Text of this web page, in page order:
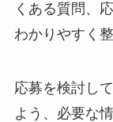
くある質問、
わかりやすく
応募を検討し
よう、必要な